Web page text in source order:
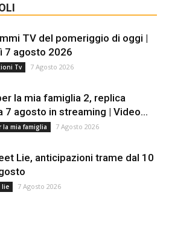
TV del pomeriggio di oggi |
7 agosto 2026
Tv 7 Agosto 2026
la mia famiglia 2, replica
7 agosto in streaming | Video...
la mia famiglia 7 Agosto 2026
Lie, anticipazioni trame dal 10
lie 7 Agosto 2026